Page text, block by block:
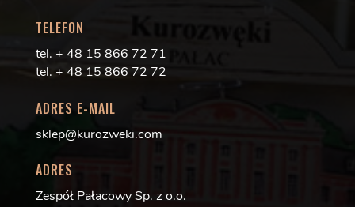
TELEFON
tel. + 48 15 866 72 71
tel. + 48 15 866 72 72
ADRES E-MAIL
sklep@kurozweki.com
ADRES
Zespół Pałacowy Sp. z o.o.